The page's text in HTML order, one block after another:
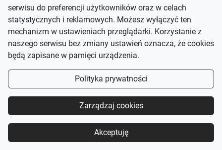
1 789,00 zł
serwisu do preferencji użytkowników oraz w celach
statystycznych i reklamowych. Możesz wyłączyć ten
mechanizm w ustawieniach przeglądarki. Korzystanie z
naszego serwisu bez zmiany ustawień oznacza, że cookies
będą zapisane w pamięci urządzenia.
Polityka prywatności
Zarządzaj cookies
Akceptuję